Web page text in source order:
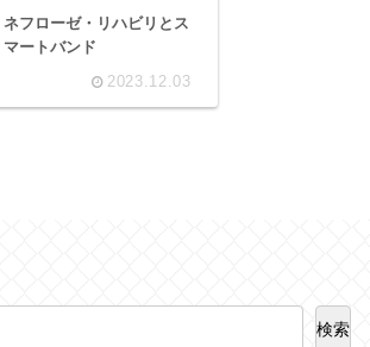
ネフローゼ・リハビリとス
マートバンド
2023.12.03
検索